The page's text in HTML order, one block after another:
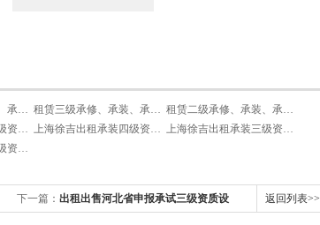
租赁四级承修、承装、承试类资质试验设备 租赁三级承修、承装、承试类资质试验设备
租赁二级承修、承装、承试类资质试验设备
上海徐吉出租承装五级资质设备 上海徐吉出租承装四级资质设备
上海徐吉出租承装三级资质设备
上海徐吉出租承装一级资质设备
下一篇： 出租出售河北省申报承试三级资质设 返回列表>>